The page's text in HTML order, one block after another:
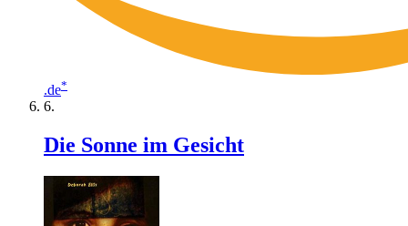
.de*
Die Sonne im Gesicht